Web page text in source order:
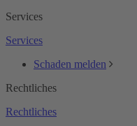
Services
Services
Schaden melden
Rechtliches
Rechtliches